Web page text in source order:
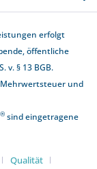
erfolgt
öffentliche
v. § 13 BGB.
Mehrwertsteuer und
®sind eingetragene
Qualität